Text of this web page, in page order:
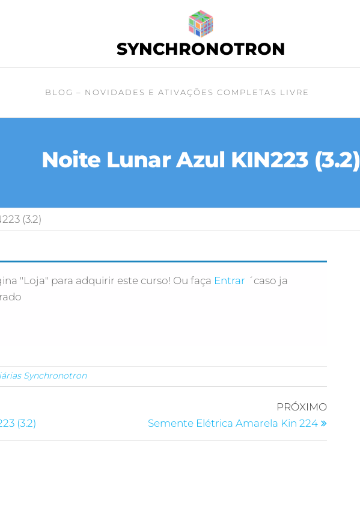
SYNCHRONOTRON
BLOG – NOVIDADES E ATIVAÇÕES COMPLETAS LIVRE
Noite Lunar Azul KIN223 (3.2)
(3.2)
"Loja" para adquirir este curso! Ou faça Entrar ´caso ja
Synchronotron
(3.2)
PRÓXIMO
Semente Elétrica Amarela Kin 224